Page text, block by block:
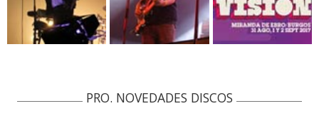
PRO. NOVEDADES DISCOS